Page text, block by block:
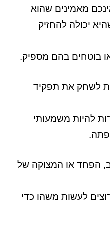
מאמינים שהוא
יכולה להחזיק
בוטחים בהם מספיק.
לשחק את תפקיד
להיות משמעותי
הפחד או המצוקה של
לעשות משהו כדי